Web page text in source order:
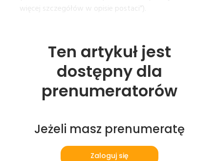
więcej szczegółów w opisie postaci”).
Ten artykuł jest
dostępny dla
prenumeratorów
Jeżeli masz prenumeratę
Zaloguj się